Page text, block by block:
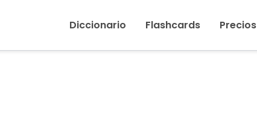
Diccionario Flashcards Precios